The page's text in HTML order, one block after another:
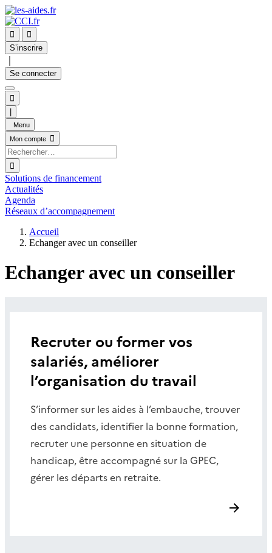


S’inscrire
Se connecter

Menu
Mon compte


Solutions de financement
Actualités
Agenda
Réseaux d’accompagnement
Accueil
Echanger avec un conseiller
Echanger avec un conseiller